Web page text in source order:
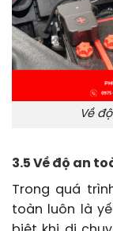
Về
3.5 Về độ an
Trong quá
toàn luôn là